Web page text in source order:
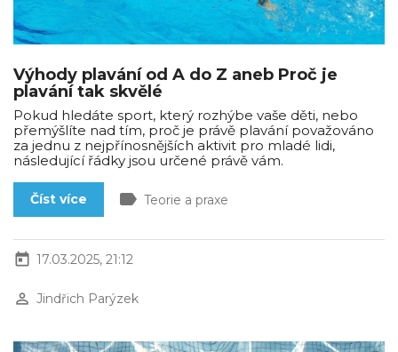
Výhody plavání od A do Z aneb Proč je
plavání tak skvělé
Pokud hledáte sport, který rozhýbe vaše děti, nebo
přemýšlíte nad tím, proč je právě plavání považováno
za jednu z nejpřínosnějších aktivit pro mladé lidi,
následující řádky jsou určené právě vám.
Číst více label Teorie a praxe
today 17.03.2025, 21:12
perm_identity Jindřich Parýzek